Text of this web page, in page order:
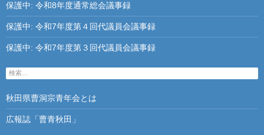
保護中: 令和8年度通常総会議事録
保護中: 令和7年度第４回代議員会議事録
保護中: 令和7年度第３回代議員会議事録
検
:秋田県曹洞宗青年会とは
広報誌「曹青秋田」